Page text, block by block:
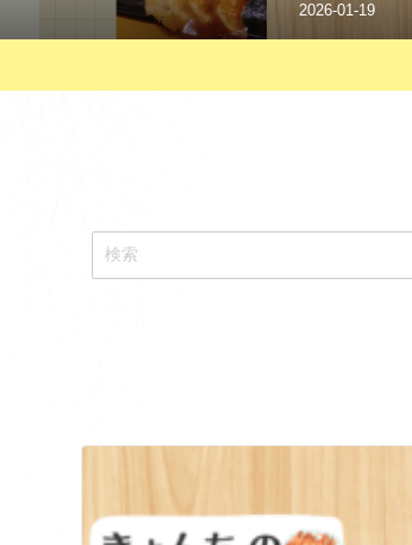
2026-01-19